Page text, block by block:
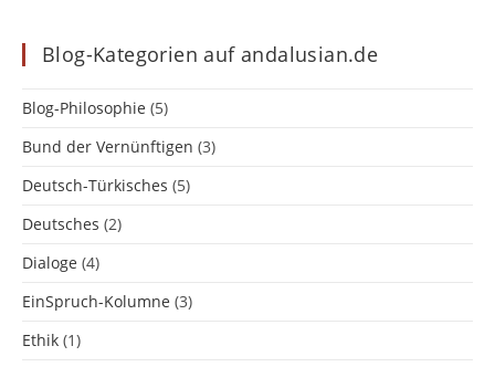
Blog-Kategorien auf andalusian.de
Blog-Philosophie (5)
Bund der Vernünftigen (3)
Deutsch-Türkisches (5)
Deutsches (2)
Dialoge (4)
EinSpruch-Kolumne (3)
Ethik (1)